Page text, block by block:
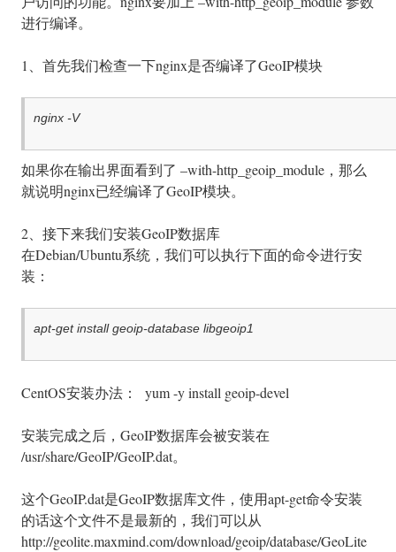
进行编译。
1、首先我们检查一下nginx是否编译了GeoIP模块
nginx -V
如果你在输出界面看到了 –with-http_geoip_module，那么
就说明nginx已经编译了GeoIP模块。
2、接下来我们安装GeoIP数据库
在Debian/Ubuntu系统，我们可以执行下面的命令进行安
装：
apt-get install geoip-database libgeoip1
CentOS安装办法： yum -y install geoip-devel
安装完成之后，GeoIP数据库会被安装在
/usr/share/GeoIP/GeoIP.dat。
这个GeoIP.dat是GeoIP数据库文件，使用apt-get命令安装
的话这个文件不是最新的，我们可以从
http://geolite.maxmind.com/download/geoip/database/GeoLite